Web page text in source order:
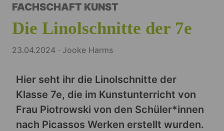
FACHSCHAFT KUNST
Die Linolschnitte der 7e
23.04.2024 · Jooke Harms
Hier seht ihr die Linolschnitte der
Klasse 7e, die im Kunstunterricht von
Frau Piotrowski von den Schüler*innen
nach Picassos Werken erstellt wurden.